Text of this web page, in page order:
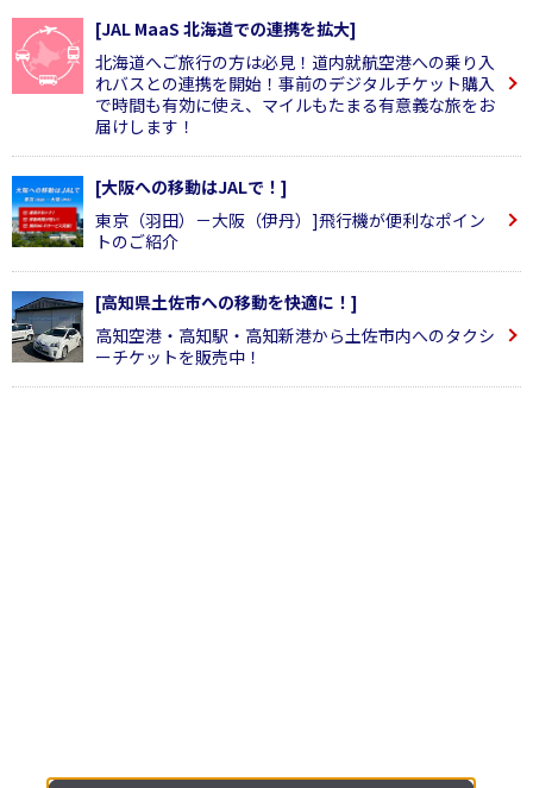
[JAL MaaS 北海道での連携を拡大]
北海道へご旅行の方は必見！道内就航空港への乗り入
れバスとの連携を開始！事前のデジタルチケット購入
で時間も有効に使え、マイルもたまる有意義な旅をお
届けします！
[大阪への移動はJALで！]
東京（羽田）－大阪（伊丹）]飛行機が便利なポイン
トのご紹介
[高知県土佐市への移動を快適に！]
高知空港・高知駅・高知新港から土佐市内へのタクシ
ーチケットを販売中！